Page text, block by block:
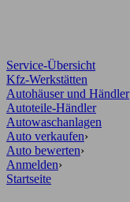
Service-Übersicht
Kfz-Werkstätten
Autohäuser und Händler
Autoteile-Händler
Autowaschanlagen
Auto verkaufen›
Auto bewerten›
Anmelden›
Startseite